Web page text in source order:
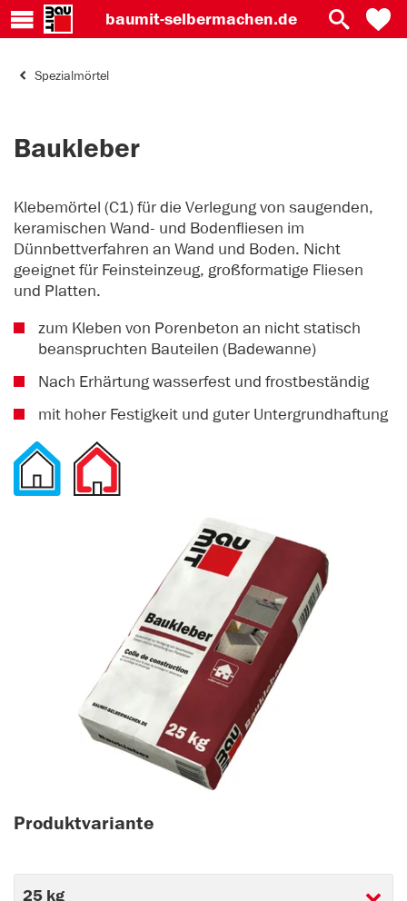
baumit-selbermachen.de
Spezialmörtel
Baukleber
Klebemörtel (C1) für die Verlegung von saugenden,
keramischen Wand- und Bodenfliesen im
Dünnbettverfahren an Wand und Boden. Nicht
geeignet für Feinsteinzeug, großformatige Fliesen
und Platten.
zum Kleben von Porenbeton an nicht statisch
beanspruchten Bauteilen (Badewanne)
Nach Erhärtung wasserfest und frostbeständig
mit hoher Festigkeit und guter Untergrundhaftung
Produktvariante